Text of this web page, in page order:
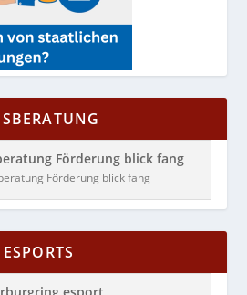
Förderung blick fang